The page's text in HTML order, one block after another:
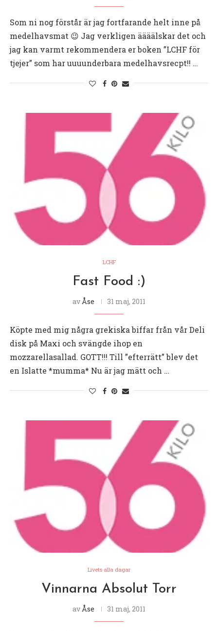
Som ni nog förstår är jag fortfarande helt inne på
medelhavsmat 😉 Jag verkligen äääälskar det och
jag kan varmt rekommendera er boken ”LCHF för
tjejer” som har uuuunderbara medelhavsrecpt!! …
LCHF
Fast Food :)
av Åse 31 maj, 2011
Köpte med mig några grekiska biffar från vår Deli
disk på Maxi och svängde ihop en
mozzarellasallad. GOTT!!! Till ”efterrätt” blev det
en Islatte *mumma* Nu är jag mätt och …
Livets alla dagar
Vinnarna Absolut Torr
av Åse 31 maj, 2011